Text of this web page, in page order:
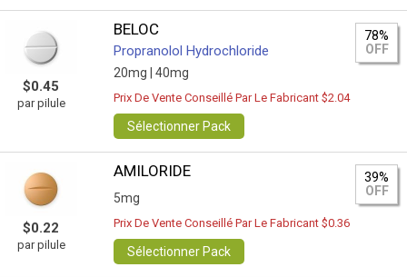
$0.45
par pilule
BELOC
Propranolol Hydrochloride
20mg | 40mg
78%
OFF
Prix De Vente Conseillé Par Le Fabricant $2.04
Sélectionner Pack
$0.22
par pilule
AMILORIDE
5mg
39%
OFF
Prix De Vente Conseillé Par Le Fabricant $0.36
Sélectionner Pack